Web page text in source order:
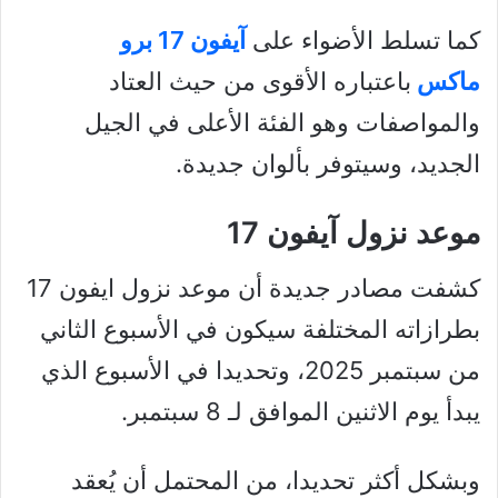
كما تسلط الأضواء على
آيفون 17 برو
ماكس باعتباره الأقوى من حيث العتاد
والمواصفات وهو الفئة الأعلى في الجيل
الجديد، وسيتوفر بألوان جديدة.
موعد نزول آيفون 17
كشفت مصادر جديدة أن موعد نزول ايفون 17
بطرازاته المختلفة سيكون في الأسبوع الثاني
من سبتمبر 2025، وتحديدا في الأسبوع الذي
يبدأ يوم الاثنين الموافق لـ 8 سبتمبر.
وبشكل أكثر تحديدا، من المحتمل أن يُعقد